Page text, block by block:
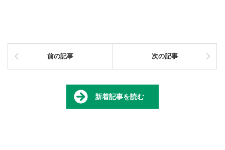
前の記事 次の記事
新着記事を読む